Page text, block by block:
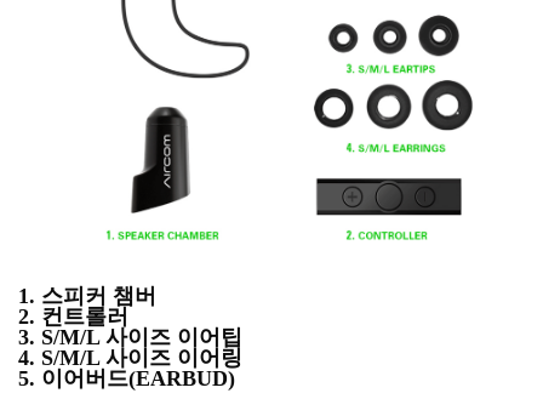
1. 스피커 챔버
2. 컨트롤러
3. S/M/L 사이즈 이어팁
4. S/M/L 사이즈 이어링
5. 이어버드(EARBUD)